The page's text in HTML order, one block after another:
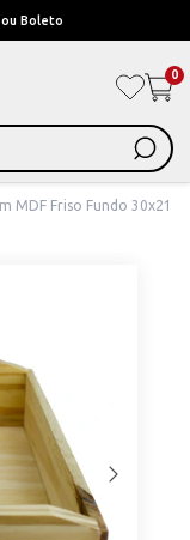
ou ate 12x com juros
0
MDF Friso Fundo 30x21